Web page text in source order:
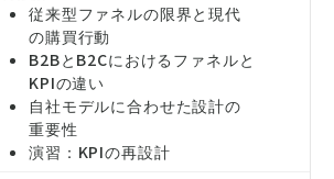
従来型ファネルの限界と現代
の購買行動
B2BとB2Cにおけるファネルと
KPIの違い
自社モデルに合わせた設計の
重要性
演習：KPIの再設計